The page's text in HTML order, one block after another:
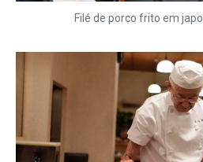
Filé de porco frito em